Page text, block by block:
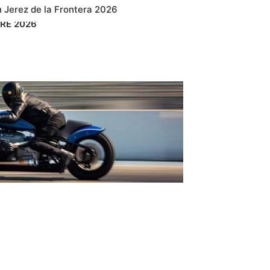
Jerez de la Frontera 2026
2026